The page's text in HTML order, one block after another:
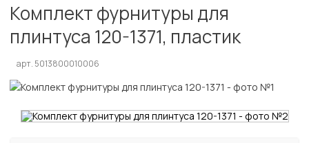
Комплект фурнитуры для
плинтуса 120-1371, пластик
арт. 5013800010006